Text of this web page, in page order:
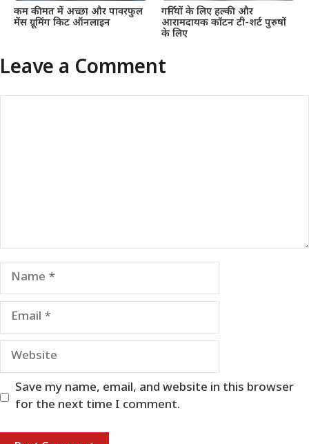
कम कीमत में अच्छा और पावरफुल
मेंस ग्रूमिंग किट ऑनलाइन
गर्मियों के लिए हल्की और
आरामदायक कॉटन टी-शर्ट पुरुषों
के लिए
Leave a Comment
Name
Email
Website
Save my name, email, and website in this browser
for the next time I comment.